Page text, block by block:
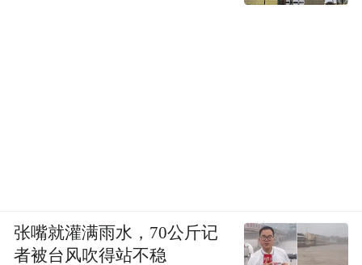
张嘴就灌满雨水，70公斤记
者被台风吹得站不稳